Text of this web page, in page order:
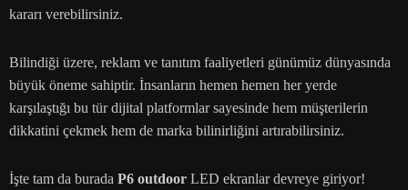
kararı verebilirsiniz.
Bilindiği üzere, reklam ve tanıtım faaliyetleri günümüz dünyasında
büyük öneme sahiptir. İnsanların hemen hemen her yerde
karşılaştığı bu tür dijital platformlar sayesinde hem müşterilerin
dikkatini çekmek hem de marka bilinirliğini artırabilirsiniz.
İşte tam da burada P6 outdoor LED ekranlar devreye giriyor!